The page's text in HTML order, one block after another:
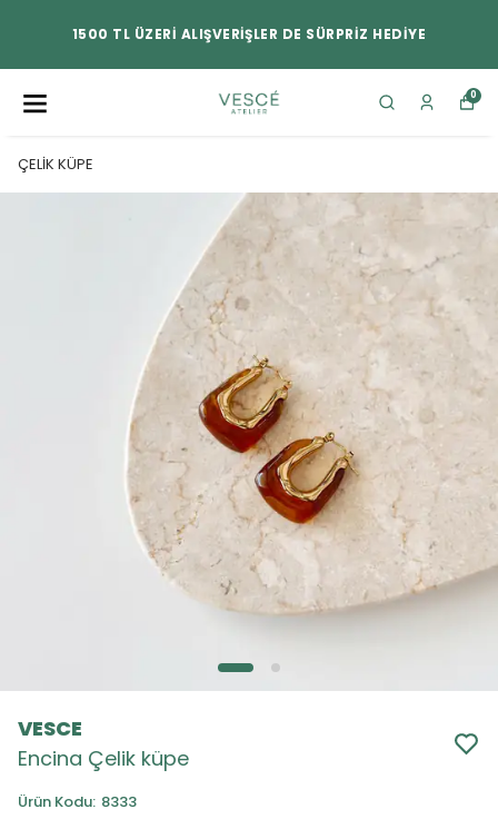
1500 TL ÜZERİ ALIŞVERİŞLER DE SÜRPRİZ HEDİYE
0
ÇELİK KÜPE
VESCE
Encina Çelik küpe
Ürün Kodu: 8333